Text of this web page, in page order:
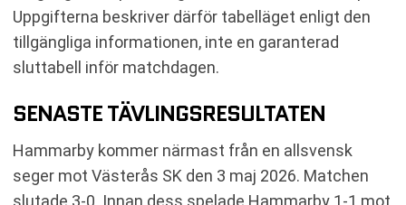
Uppgifterna beskriver därför tabelläget enligt den
tillgängliga informationen, inte en garanterad
sluttabell inför matchdagen.
SENASTE TÄVLINGSRESULTATEN
Hammarby kommer närmast från en allsvensk
seger mot Västerås SK den 3 maj 2026. Matchen
slutade 3-0. Innan dess spelade Hammarby 1-1 mot